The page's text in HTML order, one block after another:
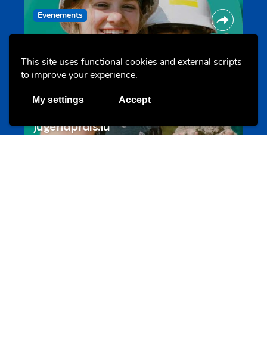
This site uses functional cookies and external scripts
to improve your experience.
My settings Accept
Evenements
jugendprais.lu